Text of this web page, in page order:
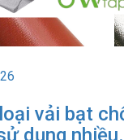
vải bạt
dụng